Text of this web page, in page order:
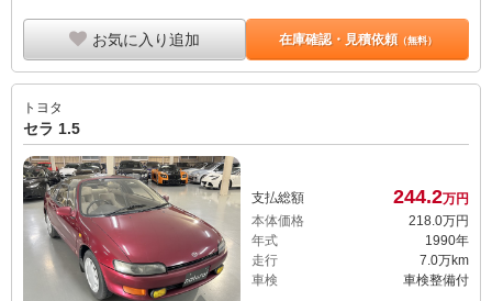
お気に入り追加 在庫確認・見積依頼（無料）
トヨタ
セラ 1.5
支払総額 244.2万円
本体価格
218. 0万円
年式
1990年
走行
7.0万km
車検
車検整備付